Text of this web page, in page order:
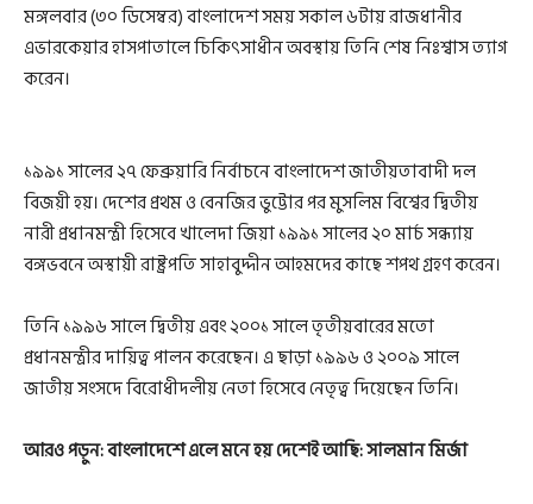
মঙ্গলবার (৩০ ডিসেম্বর) বাংলাদেশ সময় সকাল ৬টায় রাজধানীর
এভারকেয়ার হাসপাতালে চিকিৎসাধীন অবস্থায় তিনি শেষ নিঃশ্বাস ত্যাগ
করেন।
১৯৯১ সালের ২৭ ফেব্রুয়ারি নির্বাচনে বাংলাদেশ জাতীয়তাবাদী দল
বিজয়ী হয়। দেশের প্রথম ও বেনজির ভুট্টোর পর মুসলিম বিশ্বের দ্বিতীয়
নারী প্রধানমন্ত্রী হিসেবে খালেদা জিয়া ১৯৯১ সালের ২০ মার্চ সন্ধ্যায়
বঙ্গভবনে অস্থায়ী রাষ্ট্রপতি সাহাবুদ্দীন আহমদের কাছে শপথ গ্রহণ করেন।
তিনি ১৯৯৬ সালে দ্বিতীয় এবং ২০০১ সালে তৃতীয়বারের মতো
প্রধানমন্ত্রীর দায়িত্ব পালন করেছেন। এ ছাড়া ১৯৯৬ ও ২০০৯ সালে
জাতীয় সংসদে বিরোধীদলীয় নেতা হিসেবে নেতৃত্ব দিয়েছেন তিনি।
আরও পড়ুন:বাংলাদেশে এলে মনে হয় দেশেই আছি: সালমান মির্জা